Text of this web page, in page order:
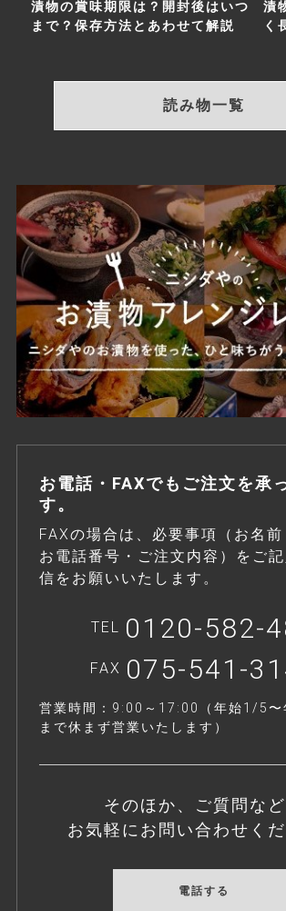
漬物の賞味期限は？開封後はいつ
まで？保存方法とあわせて解説
漬
く
読み物一覧
お電話・FAXでもご注文を承
す。
FAXの場合は、必要事項（お名前
お電話番号・ご注文内容）をご
信をお願いいたします。
TEL 0120-582-
FAX 075-541-
営業時間：9:00～17:00（年始1/5
まで休まず営業いたします）
そのほか、ご質問など
お気軽にお問い合わせくだ
電話する